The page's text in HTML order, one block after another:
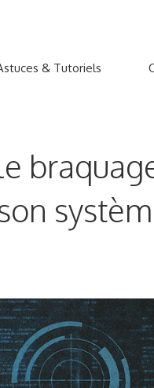
& Tutoriels